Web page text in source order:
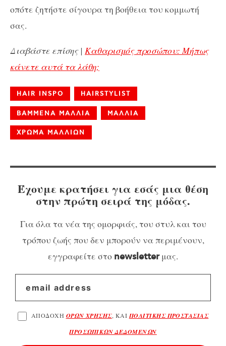
οπότε ζητήστε σίγουρα τη βοήθεια του κομμωτή
σας.
Διαβάστε επίσης | Καθαρισμός προσώπου: Μήπως
κάνετε αυτά τα λάθη;
HAIR INSPO HAIRSTYLIST
ΒΑΜΜΕΝΑ ΜΑΛΛΙΑ ΜΑΛΛΙΑ
ΧΡΩΜΑ ΜΑΛΛΙΩΝ
Έχουμε κρατήσει για εσάς μια θέση
στην πρώτη σειρά της μόδας.
Για όλα τα νέα της ομορφιάς, του στυλ και του
τρόπου ζωής που δεν μπορούν να περιμένουν,
εγγραφείτε στο newsletterμας.
ΑΠΟΔΟΧΗ ΟΡΩΝ ΧΡΗΣΗΣ, ΚΑΙ ΠΟΛΙΤΙΚΗΣ ΠΡΟΣΤΑΣΙΑΣ
ΠΡΟΣΩΠΙΚΩΝ ΔΕΔΟΜΕΝΩΝ